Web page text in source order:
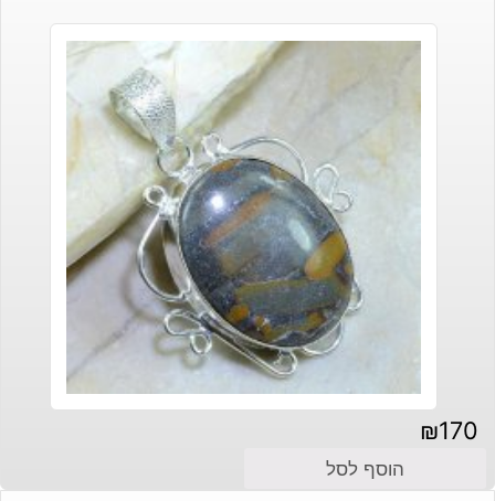
₪170
הוסף לסל